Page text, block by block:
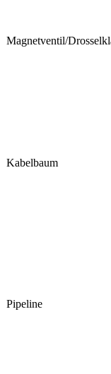
Magnetventil/
Kabelbaum
Pipeline